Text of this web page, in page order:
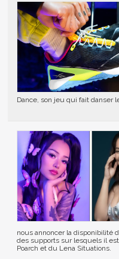
Dance, son jeu qui fait danser
nous annoncer la disponibilité
des supports sur lesquels il
Poarch et du Lena Situations.